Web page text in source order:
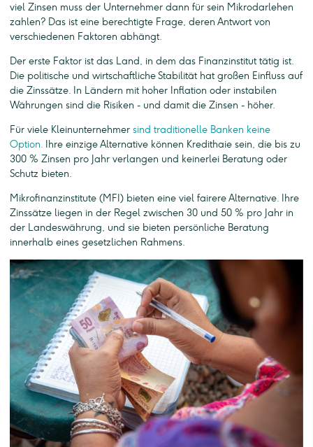
viel Zinsen muss der Unternehmer dann für sein Mikrodarlehen
zahlen? Das ist eine berechtigte Frage, deren Antwort von
verschiedenen Faktoren abhängt.
Der erste Faktor ist das Land, in dem das Finanzinstitut tätig ist.
Die politische und wirtschaftliche Stabilität hat großen Einfluss auf
die Zinssätze. In Ländern mit hoher Inflation oder instabilen
Währungen sind die Risiken - und damit die Zinsen - höher.
Für viele Kleinunternehmer sind traditionelle Banken keine
Option. Ihre einzige Alternative können Kredithaie sein, die bis zu
300 % Zinsen pro Jahr verlangen und keinerlei Beratung oder
Schutz bieten.
Mikrofinanzinstitute (MFI) bieten eine viel fairere Alternative. Ihre
Zinssätze liegen in der Regel zwischen 30 und 50 % pro Jahr in
der Landeswährung, und sie bieten persönliche Beratung
innerhalb eines gesetzlichen Rahmens.